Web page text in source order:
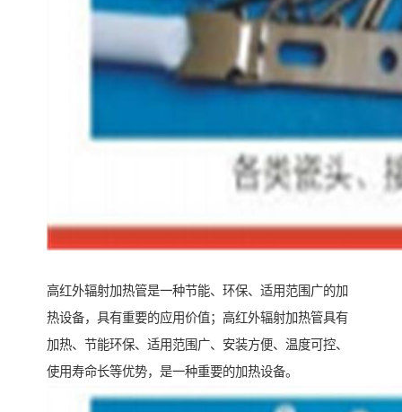
高红外辐射加热管是一种节能、环保、适用范围广的加
热设备，具有重要的应用价值；高红外辐射加热管具有
加热、节能环保、适用范围广、安装方便、温度可控、
使用寿命长等优势，是一种重要的加热设备。